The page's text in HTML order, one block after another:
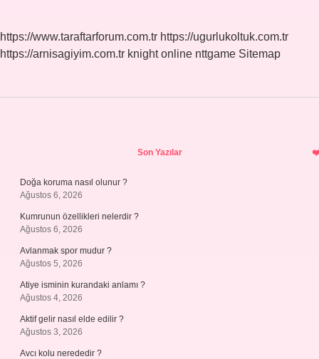
https://www.taraftarforum.com.tr https://ugurlukoltuk.com.tr
https://arnisagiyim.com.tr knight online nttgame Sitemap
Son Yazılar
Doğa koruma nasıl olunur ?
Ağustos 6, 2026
Kumrunun özellikleri nelerdir ?
Ağustos 6, 2026
Avlanmak spor mudur ?
Ağustos 5, 2026
Atiye isminin kurandaki anlamı ?
Ağustos 4, 2026
Aktif gelir nasıl elde edilir ?
Ağustos 3, 2026
Avcı kolu nerededir ?